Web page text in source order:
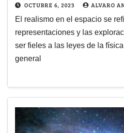
OCTUBRE 6, 2023 ALVARO
El realismo en el espacio se
representaciones y las
ser fieles a las leyes de la
general